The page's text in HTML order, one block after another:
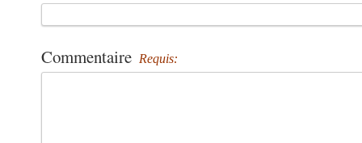
Commentaire Requis: